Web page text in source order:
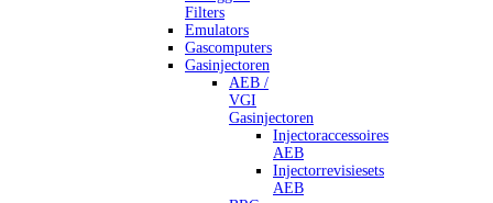
Filters
Emulators
Gascomputers
Gasinjectoren
AEB /
VGI
Gasinjectoren
Injectoraccessoires
AEB
Injectorrevisiesets
AEB